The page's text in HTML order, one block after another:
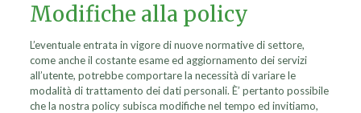
Modifiche alla policy
L’eventuale entrata in vigore di nuove normative di settore,
come anche il costante esame ed aggiornamento dei servizi
all’utente, potrebbe comportare la necessità di variare le
modalità di trattamento dei dati personali. È’ pertanto possibile
che la nostra policy subisca modifiche nel tempo ed invitiamo,